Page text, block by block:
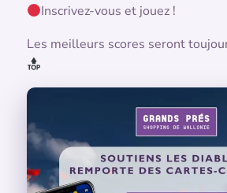
Inscrivez-vous et jouez !
Les meilleurs scores seront